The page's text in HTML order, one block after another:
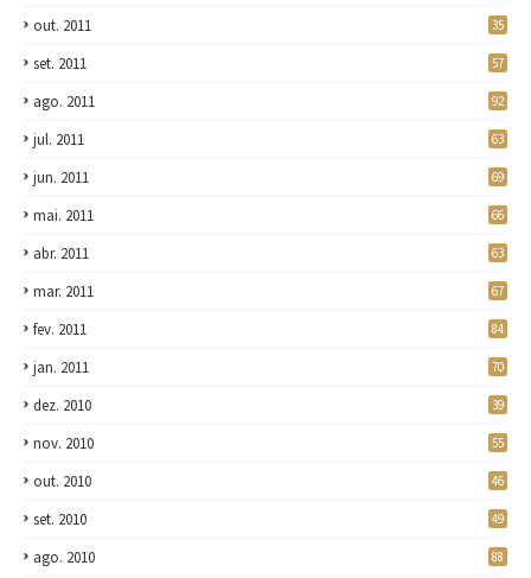
out. 2011 35
set. 2011 57
ago. 2011 92
jul. 2011 63
jun. 2011 69
mai. 2011 66
abr. 2011 63
mar. 2011 67
fev. 2011 84
jan. 2011 70
dez. 2010 39
nov. 2010 55
out. 2010 46
set. 2010 49
ago. 2010 88